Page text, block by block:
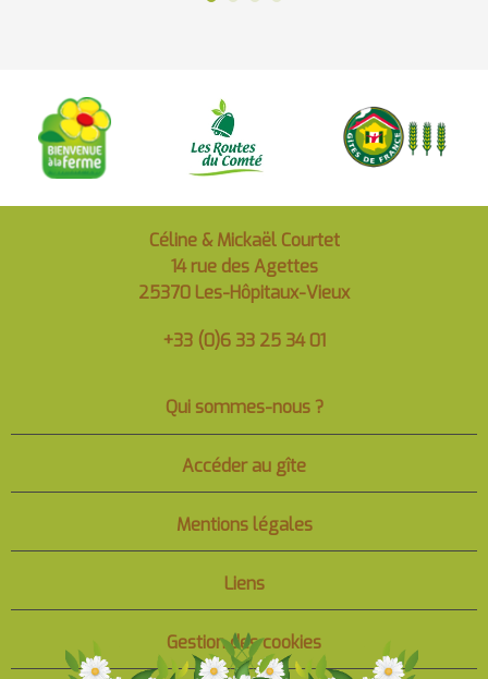
Céline & Mickaël Courtet
14 rue des Agettes
25370 Les-Hôpitaux-Vieux
+33 (0)6 33 25 34 01
Qui sommes-nous ?
Accéder au gîte
Mentions légales
Liens
Gestion des cookies